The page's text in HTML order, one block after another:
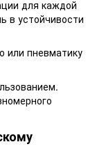
для каждой
в устойчивости
или пневматику